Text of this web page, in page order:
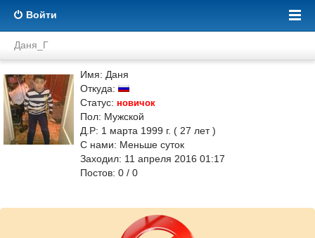
Войти
Даня_Г
Имя: Даня
Откуда:
Статус: новичок
Пол: Мужской
Д.Р: 1 марта 1999 г. ( 27 лет )
С нами: Меньше суток
Заходил: 11 апреля 2016 01:17
Постов: 0 / 0